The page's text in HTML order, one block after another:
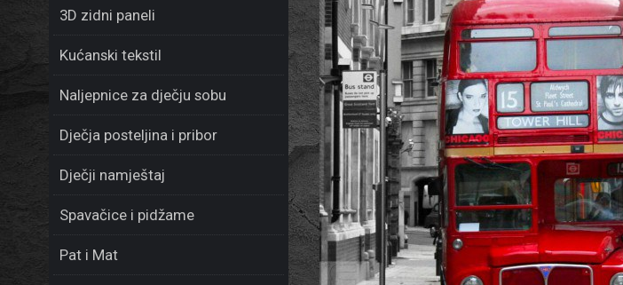
3D zidni paneli
Kućanski tekstil
Naljepnice za dječju sobu
Dječja posteljina i pribor
Dječji namještaj
Spavačice i pidžame
Pat i Mat